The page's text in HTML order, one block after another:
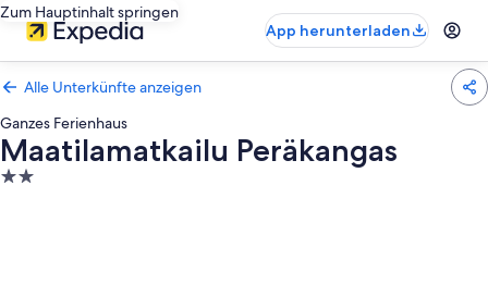
Zum Hauptinhalt springen
App herunterladen
Alle Unterkünfte anzeigen
Ganzes Ferienhaus
Maatilamatkailu Peräkangas
2.0-